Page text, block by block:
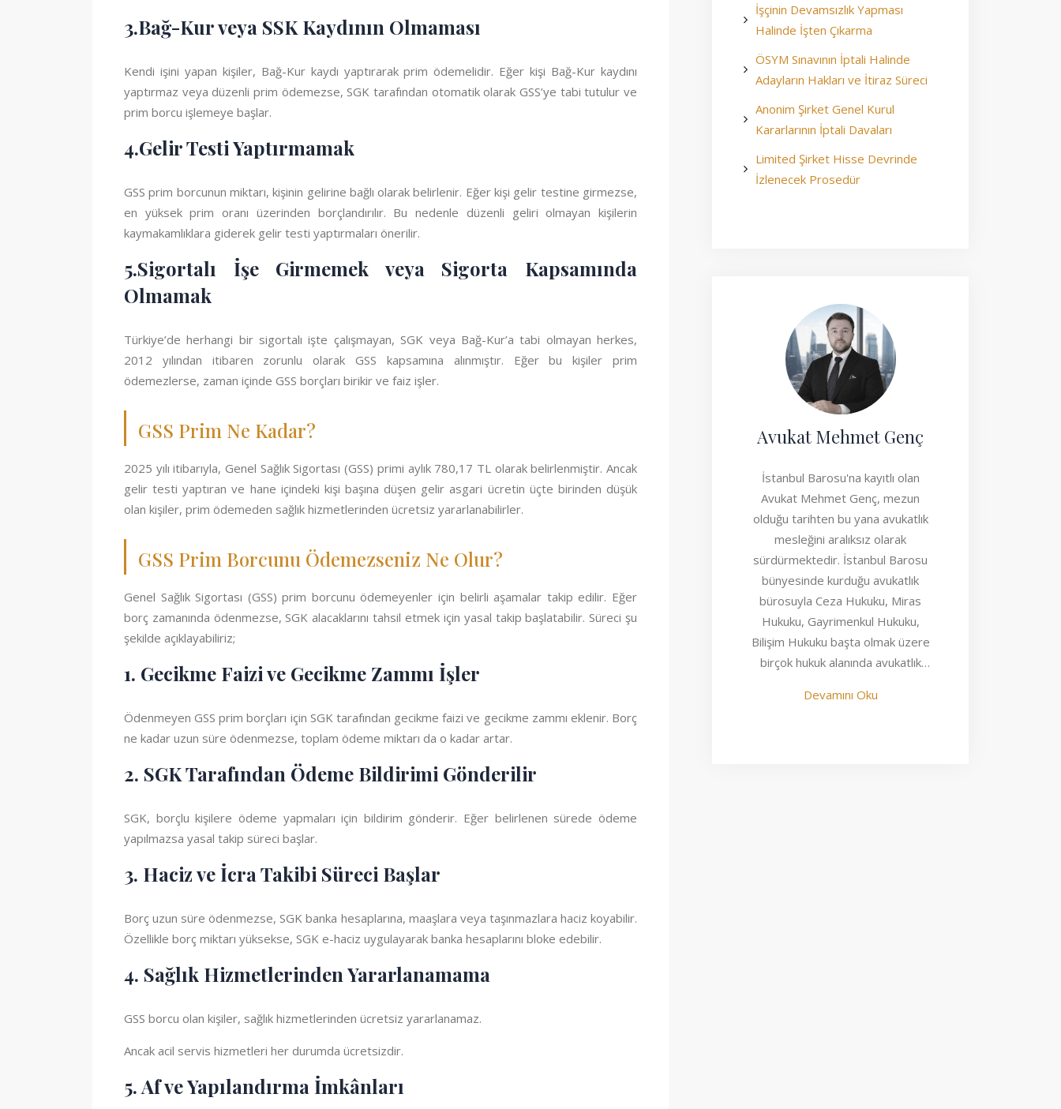
İşçinin Devamsızlık Yapması
Halinde İşten Çıkarma
ÖSYM Sınavının İptali Halinde
Adayların Hakları ve İtiraz Süreci
Anonim Şirket Genel Kurul
Kararlarının İptali Davaları
Limited Şirket Hisse Devrinde
İzlenecek Prosedür
Avukat Mehmet Genç
İstanbul Barosu'na kayıtlı olan
Avukat Mehmet Genç, mezun
olduğu tarihten bu yana avukatlık
mesleğini aralıksız olarak
sürdürmektedir. İstanbul Barosu
bünyesinde kurduğu avukatlık
bürosuyla Ceza Hukuku, Miras
Hukuku, Gayrimenkul Hukuku,
Bilişim Hukuku başta olmak üzere
birçok hukuk alanında avukatlık
Devamını Oku
3.Bağ-Kur veya SSK Kaydının Olmaması
Kendi işini yapan kişiler, Bağ-Kur kaydı yaptırarak prim ödemelidir. Eğer kişi Bağ-Kur kaydını
yaptırmaz veya düzenli prim ödemezse, SGK tarafından otomatik olarak GSS’ye tabi tutulur ve
prim borcu işlemeye başlar.
4.Gelir Testi Yaptırmamak
GSS prim borcunun miktarı, kişinin gelirine bağlı olarak belirlenir. Eğer kişi gelir testine girmezse,
en yüksek prim oranı üzerinden borçlandırılır. Bu nedenle düzenli geliri olmayan kişilerin
kaymakamlıklara giderek gelir testi yaptırmaları önerilir.
5.Sigortalı İşe Girmemek veya Sigorta Kapsamında
Olmamak
Türkiye’de herhangi bir sigortalı işte çalışmayan, SGK veya Bağ-Kur’a tabi olmayan herkes,
2012 yılından itibaren zorunlu olarak GSS kapsamına alınmıştır. Eğer bu kişiler prim
ödemezlerse, zaman içinde GSS borçları birikir ve faiz işler.
GSS Prim Ne Kadar?
2025 yılı itibarıyla, Genel Sağlık Sigortası (GSS) primi aylık 780,17 TL olarak belirlenmiştir. Ancak
gelir testi yaptıran ve hane içindeki kişi başına düşen gelir asgari ücretin üçte birinden düşük
olan kişiler, prim ödemeden sağlık hizmetlerinden ücretsiz yararlanabilirler.
GSS Prim Borcunu Ödemezseniz Ne Olur?
Genel Sağlık Sigortası (GSS) prim borcunu ödemeyenler için belirli aşamalar takip edilir. Eğer
borç zamanında ödenmezse, SGK alacaklarını tahsil etmek için yasal takip başlatabilir. Süreci şu
şekilde açıklayabiliriz;
1. Gecikme Faizi ve Gecikme Zammı İşler
Ödenmeyen GSS prim borçları için SGK tarafından gecikme faizi ve gecikme zammı eklenir. Borç
ne kadar uzun süre ödenmezse, toplam ödeme miktarı da o kadar artar.
2. SGK Tarafından Ödeme Bildirimi Gönderilir
SGK, borçlu kişilere ödeme yapmaları için bildirim gönderir. Eğer belirlenen sürede ödeme
yapılmazsa yasal takip süreci başlar.
3. Haciz ve İcra Takibi Süreci Başlar
Borç uzun süre ödenmezse, SGK banka hesaplarına, maaşlara veya taşınmazlara haciz koyabilir.
Özellikle borç miktarı yüksekse, SGK e-haciz uygulayarak banka hesaplarını bloke edebilir.
4. Sağlık Hizmetlerinden Yararlanamama
GSS borcu olan kişiler, sağlık hizmetlerinden ücretsiz yararlanamaz.
Ancak acil servis hizmetleri her durumda ücretsizdir.
5. Af ve Yapılandırma İmkânları